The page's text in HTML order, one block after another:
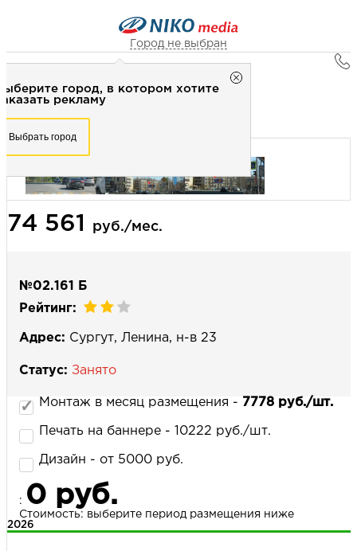
Город не выбран
город, в котором хотите
рекламу
Выбрать город
Город не выбран
Рекламное агентство НИКО-медиа
+7 (3462) 550-877
Выберите свой город
НАПИСАТЬ НАМ
Наружная реклама
Билборд 3х6 (сторона Б) - Статика
74 561 руб./мес.
№02.161 Б
Рейтинг:
Адрес: Сургут, Ленина, н-в 23
Статус: Занято
Монтаж в месяц размещения - 7778 руб./шт.
Печать на баннере - 10222 руб./шт.
Дизайн - от 5000 руб.
: 0 руб.
Стоимость: выберите период размещения ниже
2026